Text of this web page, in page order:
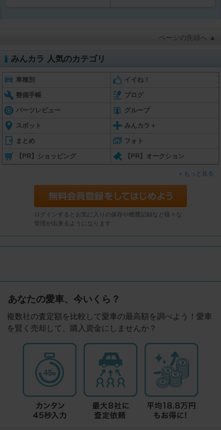
ページの先頭へ ▲
みんカラ 人気のカテゴリ
車種別 イイね！
整備手帳 ブログ
パーツレビュー グループ
スポット みんカラ＋
まとめ フォト
【PR】ショッピング 【PR】オークション
もっと見る
ログインするとお気に入りの保存や燃費記録など様々な
管理が出来るようになります
あなたの愛車、今いくら？
複数社の査定額を比較して愛車の最高額を調べよう！愛車
を賢く売却して、購入資金にしませんか？